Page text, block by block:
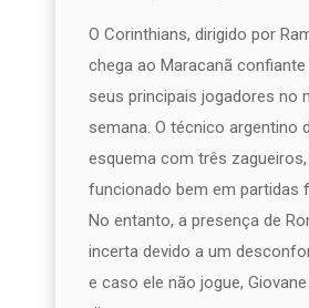
O Corinthians, dirigido por
chega ao Maracanã
seus principais jogadores no
semana. O técnico argentino
esquema com três
funcionado bem em partidas
No entanto, a presença de
incerta devido a um
e caso ele não jogue,